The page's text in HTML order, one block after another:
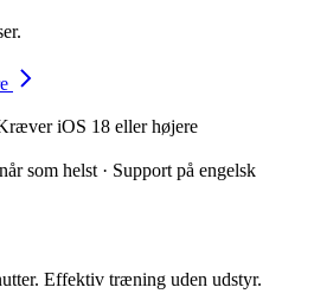
iOS 18 eller højere
som helst · Support på engelsk
Effektiv træning uden udstyr.